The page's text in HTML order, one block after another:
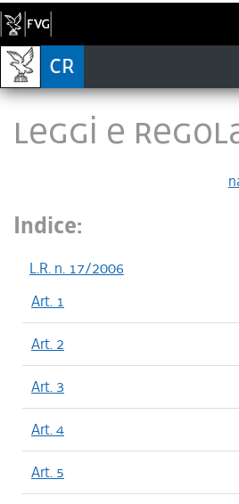
LEGGI E
Indice:
L.R. n. 17/2006
Art. 1
Art. 2
Art. 3
Art. 4
Art. 5